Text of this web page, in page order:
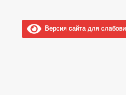
Версия сайта для